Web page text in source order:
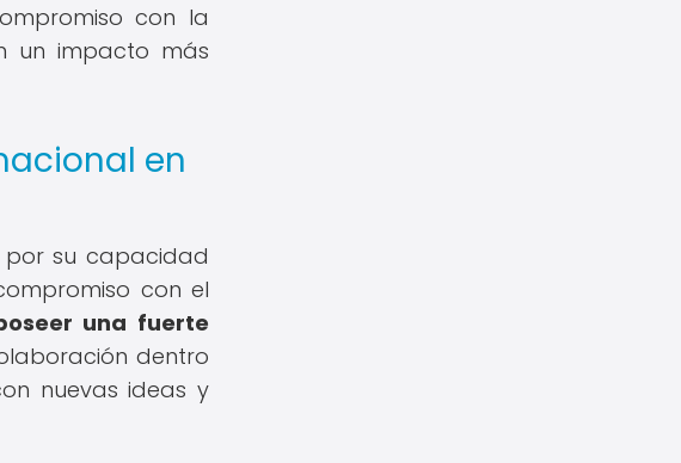
con la
un impacto más
en
por su capacidad
con el
una fuerte
dentro
nuevas ideas y